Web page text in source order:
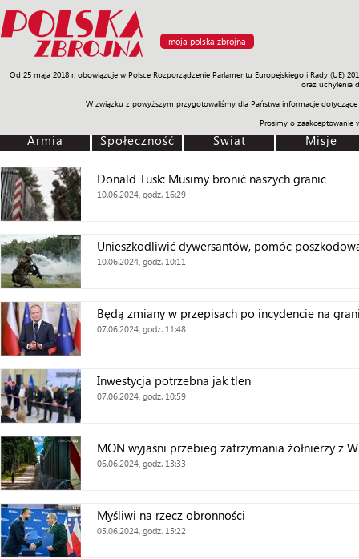
moja polska zbrojna
Od 25 maja 2018 r. obowiązuje w Polsce Rozporządzenie Parlamentu Europejskiego i Rady
oraz uchylenia
W związku z powyższym przygotowaliśmy dla Państwa informacje
Prosimy o
Armia Poligon Sprzęt Misje Polityka Prawo Świat
Armia Społeczność Świat Misje
Donald Tusk: Musimy bronić naszych granic
10.06.2024, godz. 16:29
Unieszkodliwić dywersantów, pomóc
10.06.2024, godz. 10:11
Będą zmiany w przepisach po incydencie na
07.06.2024, godz. 11:48
Inwestycja potrzebna jak tlen
07.06.2024, godz. 10:59
MON wyjaśni przebieg zatrzymania żołnierzy z
06.06.2024, godz. 13:33
Myśliwi na rzecz obronności
05.06.2024, godz. 15:22